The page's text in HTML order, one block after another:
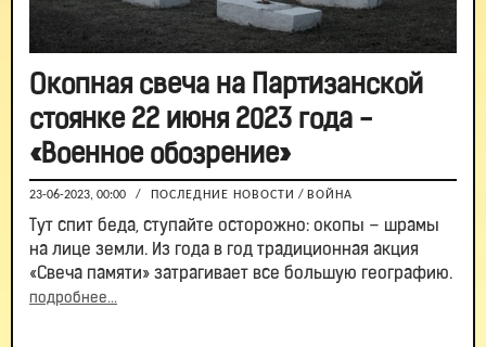
Окопная свеча на Партизанской
стоянке 22 июня 2023 года -
«Военное обозрение»
23-06-2023, 00:00 / ПОСЛЕДНИЕ НОВОСТИ / ВОЙНА
Тут спит беда, ступайте осторожно: окопы – шрамы
на лице земли. Из года в год традиционная акция
«Свеча памяти» затрагивает все большую географию.
подробнее...